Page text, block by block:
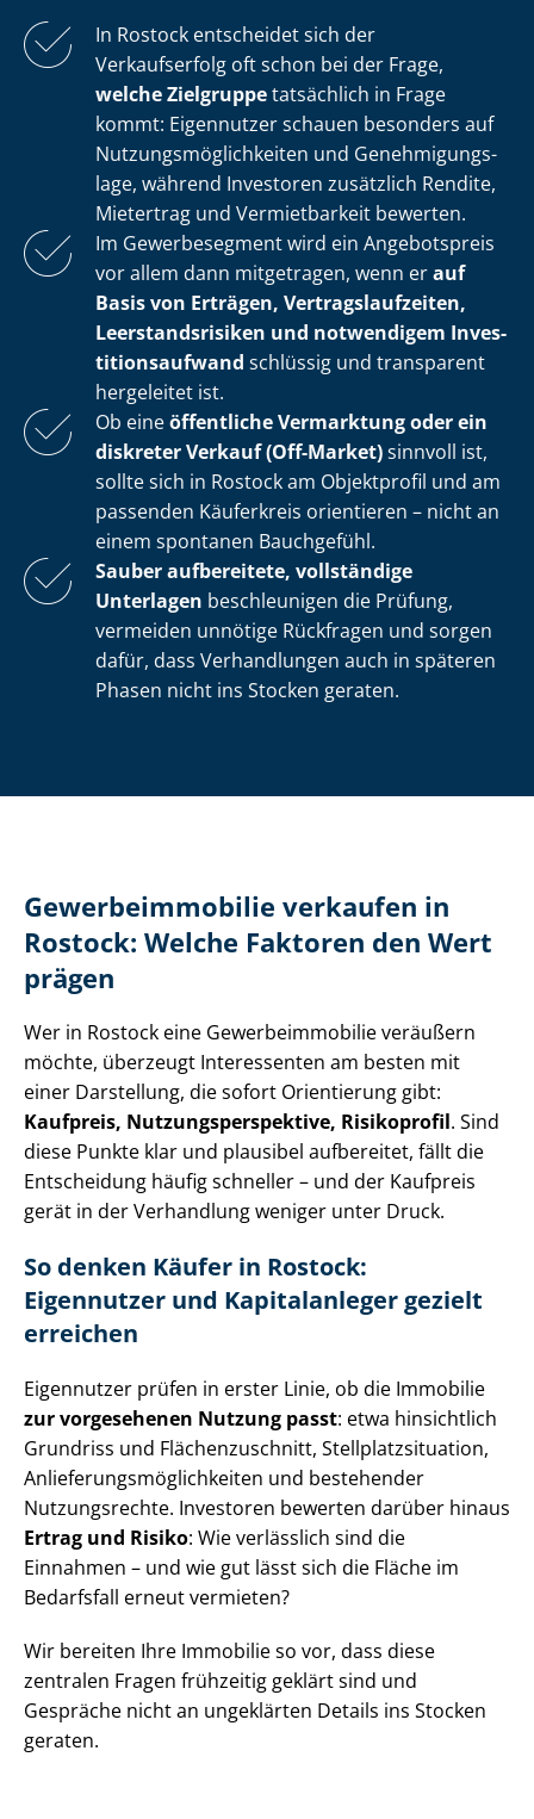
In Rostock entscheidet sich der
Verkaufserfolg oft schon bei der Frage,
welche Zielgruppetatsächlich in Frage
kommt: Eigennutzer schauen besonders auf
Nut­zungs­mög­lich­kei­ten und Ge­neh­mi­gungs­
la­ge, während Investoren zusätzlich Rendite,
Mietertrag und Vermietbarkeit bewerten.
Im Gewerbesegment wird ein Angebotspreis
vor allem dann mitgetragen, wenn erauf
Basis von Erträgen, Ver­trags­lauf­zei­ten,
Leer­stands­ri­si­ken und notwendigem In­ves­
ti­ti­ons­auf­wand schlüssig und transparent
hergeleitet ist.
Ob eineöffentliche Vermarktung oder ein
diskreter Verkauf (Off-Market)sinnvoll ist,
sollte sich in Rostock am Objektprofil und am
passenden Käuferkreis orientieren – nicht an
einem spontanen Bauchgefühl.
Sauber aufbereitete, vollständige
Unterlagen beschleunigen die Prüfung,
vermeiden unnötige Rückfragen und sorgen
dafür, dass Verhandlungen auch in späteren
Phasen nicht ins Stocken geraten.
Ge­wer­be­im­mo­bi­lie verkaufen in
Rostock: Welche Faktoren den Wert
prägen
Wer in Rostock eine Ge­wer­be­im­mo­bi­lie veräußern
möchte, überzeugt Interessenten am besten mit
einer Darstellung, die sofort Orientierung gibt:
Kaufpreis, Nut­zungs­per­spek­ti­ve, Risikoprofil. Sind
diese Punkte klar und plausibel aufbereitet, fällt die
Entscheidung häufig schneller – und der Kaufpreis
gerät in der Verhandlung weniger unter Druck.
So denken Käufer in Rostock:
Eigennutzer und Kapitalanleger gezielt
erreichen
Eigennutzer prüfen in erster Linie, ob die Immobilie
zur vorgesehenen Nutzung passt: etwa hinsichtlich
Grundriss und Flä­chen­zu­schnitt, Stell­platz­si­tua­ti­on,
An­lie­fe­rungs­mög­lich­kei­ten und bestehender
Nutzungsrechte. Investoren bewerten darüber hinaus
Ertrag und Risiko: Wie verlässlich sind die
Einnahmen – und wie gut lässt sich die Fläche im
Bedarfsfall erneut vermieten?
Wir bereiten Ihre Immobilie so vor, dass diese
zentralen Fragen frühzeitig geklärt sind und
Gespräche nicht an ungeklärten Details ins Stocken
geraten.